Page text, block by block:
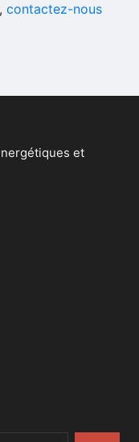
contactez-nous
et